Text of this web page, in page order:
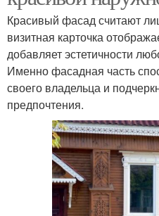
Красивый фасад считают
визитная карточка
добавляет эстетичности
Именно фасадная часть
своего владельца и
предпочтения.